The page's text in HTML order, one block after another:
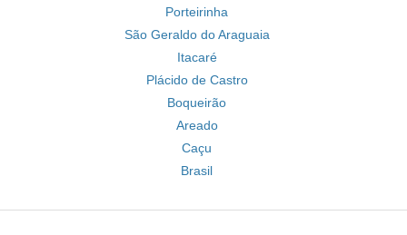
Porteirinha
São Geraldo do Araguaia
Itacaré
Plácido de Castro
Boqueirão
Areado
Caçu
Brasil